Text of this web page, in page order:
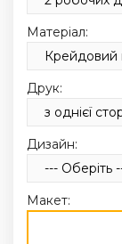
Матеріал:
Друк:
Дизайн:
Макет: